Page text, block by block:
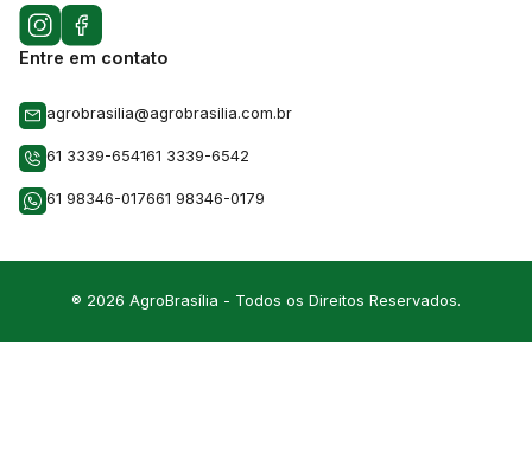
Entre em contato
agrobrasilia@agrobrasilia.com.br
61 3339-654161 3339-6542
61 98346-017661 98346-0179
® 2026 AgroBrasília - Todos os Direitos Reservados.